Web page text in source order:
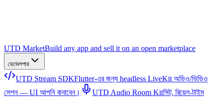
UTD MarketBuild any app and sell it on an open marketplace
ডেভেলপার
UTD Stream SDKFlutter-এর জন্য headless LiveKit অডিও/ভিডিও
সেশন — UI আপনি বানাবেন।
UTD Audio Room Kitসিট, রিয়েল-টাইম